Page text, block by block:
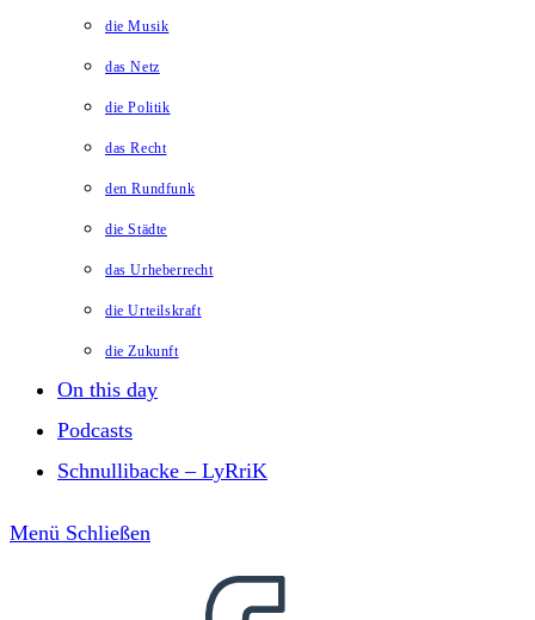
die Musik
das Netz
die Politik
das Recht
den Rundfunk
die Städte
das Urheberrecht
die Urteilskraft
die Zukunft
On this day
Podcasts
Schnullibacke – LyRriK
Menü Schließen